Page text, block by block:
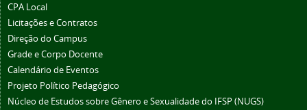
CPA Local
Licitações e Contratos
Direção do Campus
Grade e Corpo Docente
Calendário de Eventos
Projeto Político Pedagógico
Núcleo de Estudos sobre Gênero e Sexualidade do IFSP (NUGS)